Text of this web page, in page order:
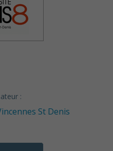
:
St Denis